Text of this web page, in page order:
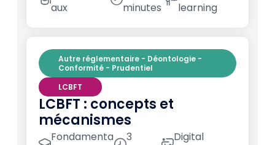
aux
minutes
learning
Autre réglementaire - Déontologie -
Conformité - Prudentiel
LCBFT
LCBFT : concepts et
mécanismes
Fondamenta
3
Digital